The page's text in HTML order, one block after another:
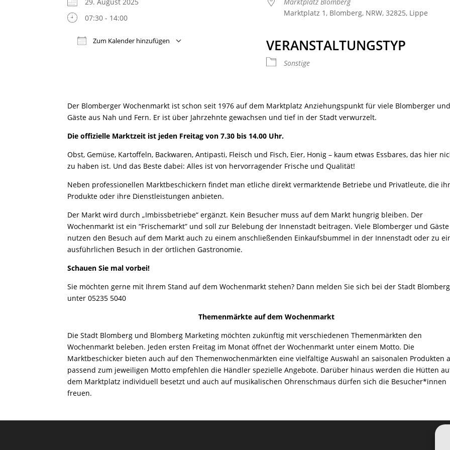
29. August 2025
07:30 - 14:00
Zum Kalender hinzufügen
Marktplatz Blomberg
Marktplatz 1, Blomberg, NRW, 32825, Lippe
VERANSTALTUNGSTYP
Sonstige
Der Blomberger Wochenmarkt ist schon seit 1976 auf dem Marktplatz Anziehungspunkt für viele Blomberger und
Gäste aus Nah und Fern. Er ist über Jahrzehnte gewachsen und tief in der Stadt verwurzelt.
Die offizielle Marktzeit ist jeden Freitag von 7.30 bis 14.00 Uhr.
Obst, Gemüse, Kartoffeln, Backwaren, Antipasti, Fleisch und Fisch, Eier, Honig – kaum etwas Essbares, das hier
zu haben ist. Und das Beste dabei: Alles ist von hervorragender Frische und Qualität!
Neben professionellen Marktbeschickern findet man etliche direkt vermarktende Betriebe und Privatleute, die
Produkte oder ihre Dienstleistungen anbieten.
Der Markt wird durch „Imbissbetriebe“ ergänzt. Kein Besucher muss auf dem Markt hungrig bleiben. Der
Wochenmarkt ist ein “Frischemarkt” und soll zur Belebung der Innenstadt beitragen. Viele Blomberger und Gäste
nutzen den Besuch auf dem Markt auch zu einem anschließenden Einkaufsbummel in der Innenstadt oder zu
ausführlichen Besuch in der örtlichen Gastronomie.
Schauen Sie mal vorbei!
Sie möchten gerne mit Ihrem Stand auf dem Wochenmarkt stehen? Dann melden Sie sich bei der Stadt Blomberg
unter 05235 5040
Themenmärkte auf dem Wochenmarkt
Die Stadt Blomberg und Blomberg Marketing möchten zukünftig mit verschiedenen Themenmärkten den
Wochenmarkt beleben. Jeden ersten Freitag im Monat öffnet der Wochenmarkt unter einem Motto. Die
Marktbeschicker bieten auch auf den Themenwochenmärkten eine vielfältige Auswahl an saisonalen Produkten
passend zum jeweiligen Motto empfehlen die Händler spezielle Angebote. Darüber hinaus werden die Hütten
dem Marktplatz individuell besetzt und auch auf musikalischen Ohrenschmaus dürfen sich die Besucher*innen
freuen.